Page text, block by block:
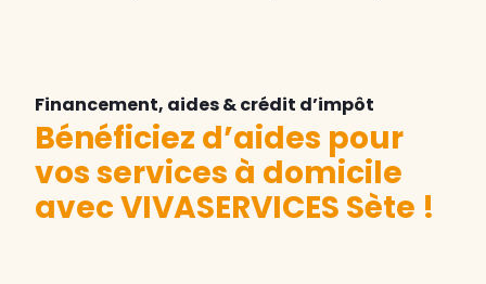
Financement, aides & crédit d’impôt
Bénéficiez d’aides pour
vos services à domicile
avec VIVASERVICES Sète !